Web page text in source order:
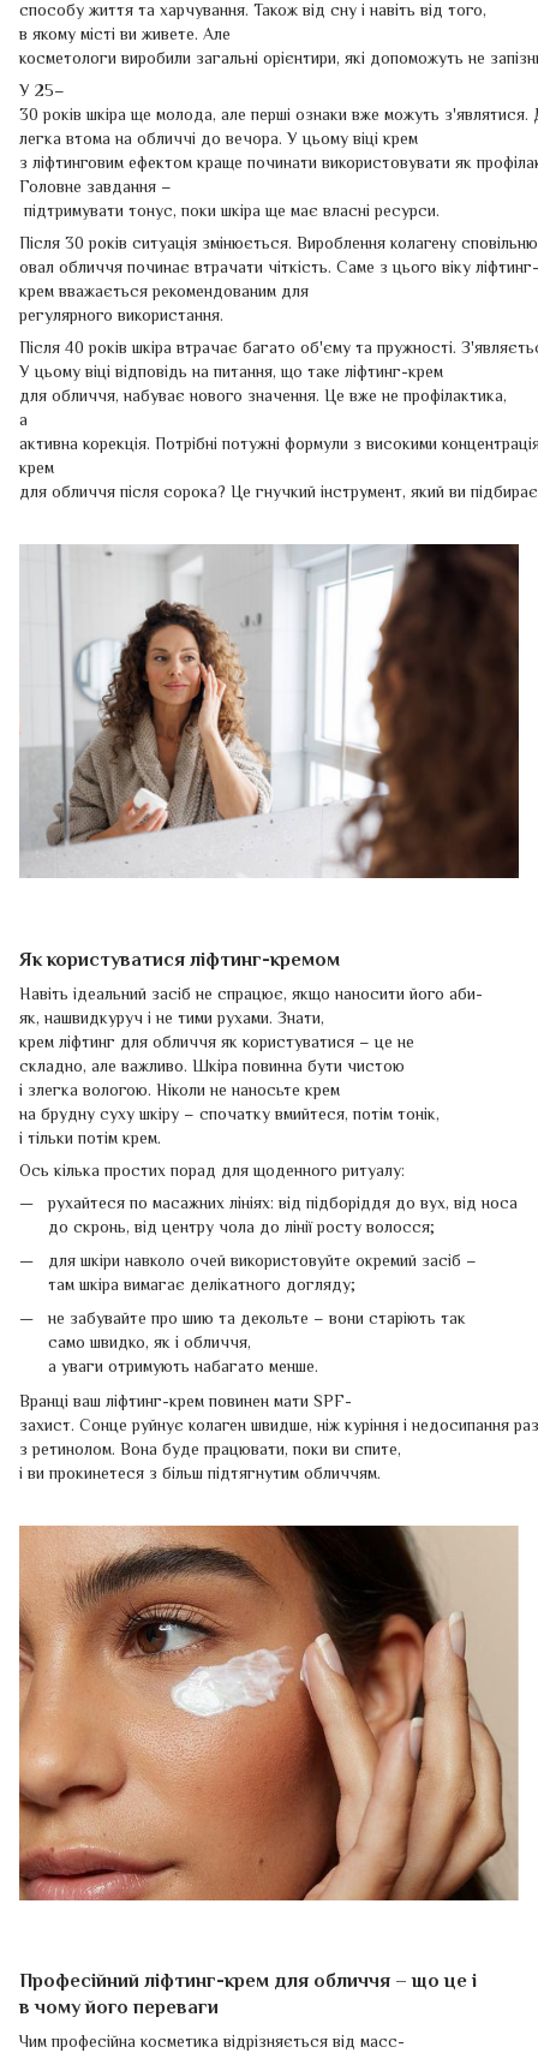
способу життя та харчування. Також від сну і навіть від того,
в якому місті ви живете. Але
косметологи виробили загальні орієнтири, які допоможуть не
У 25–
30 років шкіра ще молода, але перші ознаки вже можуть з'являтися.
легка втома на обличчі до вечора. У цьому віці крем
з ліфтинговим ефектом краще починати використовувати як
Головне завдання –
підтримувати тонус, поки шкіра ще має власні ресурси.
Після 30 років ситуація змінюється. Вироблення колагену
овал обличчя починає втрачати чіткість. Саме з цього віку ліфтинг-
крем вважається рекомендованим для
регулярного використання.
Після 40 років шкіра втрачає багато об'єму та пружності.
У цьому віці відповідь на питання, що таке ліфтинг-крем
для обличчя, набуває нового значення. Це вже не профілактика,
а
активна корекція. Потрібні потужні формули з високими
крем
для обличчя після сорока? Це гнучкий інструмент, який ви
Як користуватися ліфтинг-кремом
Навіть ідеальний засіб не спрацює, якщо наносити його аби-
як, нашвидкуруч і не тими рухами. Знати,
крем ліфтинг для обличчя як користуватися – це не
складно, але важливо. Шкіра повинна бути чистою
і злегка вологою. Ніколи не наносьте крем
на брудну суху шкіру – спочатку вмийтеся, потім тонік,
і тільки потім крем.
Ось кілька простих порад для щоденного ритуалу:
рухайтеся по масажних лініях: від підборіддя до вух, від носа
до скронь, від центру чола до лінії росту волосся;
для шкіри навколо очей використовуйте окремий засіб –
там шкіра вимагає делікатного догляду;
не забувайте про шию та декольте – вони старіють так
само швидко, як і обличчя,
а уваги отримують набагато менше.
Вранці ваш ліфтинг-крем повинен мати SPF-
захист. Сонце руйнує колаген швидше, ніж куріння і недосипання
з ретинолом. Вона буде працювати, поки ви спите,
і ви прокинетеся з більш підтягнутим обличчям.
Професійний ліфтинг-крем для обличчя – що це і
в чому його переваги
Чим професійна косметика відрізняється від масс-